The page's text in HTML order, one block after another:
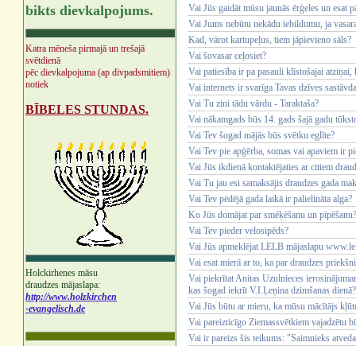
bikts dievkalpojums.
Katra mēneša pirmajā un trešajā
svētdienā
pēc dievkalpojuma (ap divpadsmitiem)
notiek
BĪBELES STUNDAS.
Holckirhenes māsu
draudzes mājaslapa:
http://www.holzkirchen
-evangelisch.de
Vai Jūs gaidāt mūsu jaunās ērģeles un esat
Vai Jums nebūtu nekādu iebildumu, ja
Kad, vārot kartupeļus, tiem jāpievieno sāls?
Vai šovasar ceļosiet?
Vai patiesība ir pa pasauli klīstošajai
Vai internets ir svarīga Tavas dzīves
Vai Tu zini tādu vārdu - Taraktaša?
Vai nākamgads būs 14. gads šajā gadu
Vai Tev šogad mājās būs svētku eglīte?
Vai Tev pie apģērba, somas vai apaviem ir
Vai Jūs ikdienā kontaktējaties ar citiem
Vai Tu jau esi samaksājis draudzes gada
Vai Tev pēdējā gada laikā ir palielināta alga?
Ko Jūs domājat par smēķēšanu un pīpēšanu?
Vai Tev pieder velosipēds?
Vai Jūs apmeklējat LELB mājaslapu
Vai esat mierā ar to, ka par draudzes
Vai piekrītat Anitas Uzulnieces
kas šogad iekrīt V.I.Ļeņina dzimšanas dienā?
Vai Jūs būtu ar mieru, ka mūsu mācītājs
Vai pareizticīgo Ziemassvētkiem vajadzētu
Vai ir pareizs šis teikums: "Saimnieks